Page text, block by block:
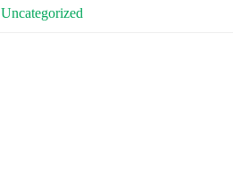
Uncategorized